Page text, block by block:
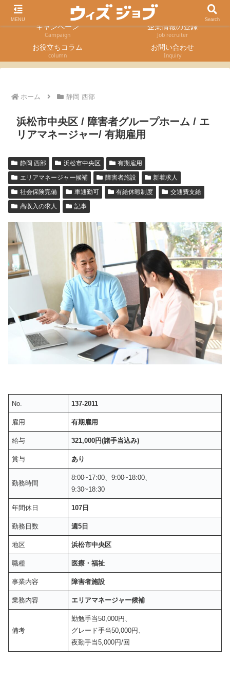
Job Search
採用エントリー
キャンペーン
Campaign
企業情報の登録
Job recruiter
お役立ちコラム
column
お問い合わせ
Inquiry
ホーム 静岡 西部
浜松市中央区 / 障害者グループホーム / エ
リアマネージャー/ 有期雇用
静岡 西部 浜松市中央区
有期雇用
エリアマネージャー候補
障害者施設
新着求人
社会保険完備
車通勤可 有給休暇制度
交通費支給
高収入の求人
記事
No. 137-2011
雇用 有期雇用
給与 321,000円(諸手当込み)
賞与 あり
勤務時間
8:00~17:00、9:00~18:00、
9:30~18:30
年間休日 107日
勤務日数 週5日
地区 浜松市中央区
職種 医療・福祉
事業内容 障害者施設
業務内容 エリアマネージャー候補
備考
勤勉手当50,000円、
グレード手当50,000円、
夜勤手当5,000円/回
MENU Search